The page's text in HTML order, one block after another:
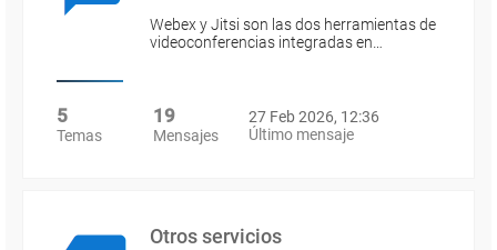
Webex y Jitsi son las dos herramientas de
videoconferencias integradas en…
5
Temas
19
Mensajes
27 Feb 2026, 12:36
Último mensaje
Otros servicios